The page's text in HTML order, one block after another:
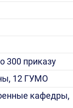
300 приказу
12 ГУМО
кафедры,